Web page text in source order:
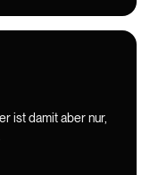
ist damit aber nur,